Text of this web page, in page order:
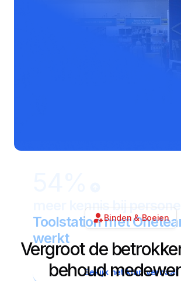
meer kennis bij
Toolstation met
werkt
Bekijk het klantverhaal
Binden & Boeien
Vergroot de
behoud